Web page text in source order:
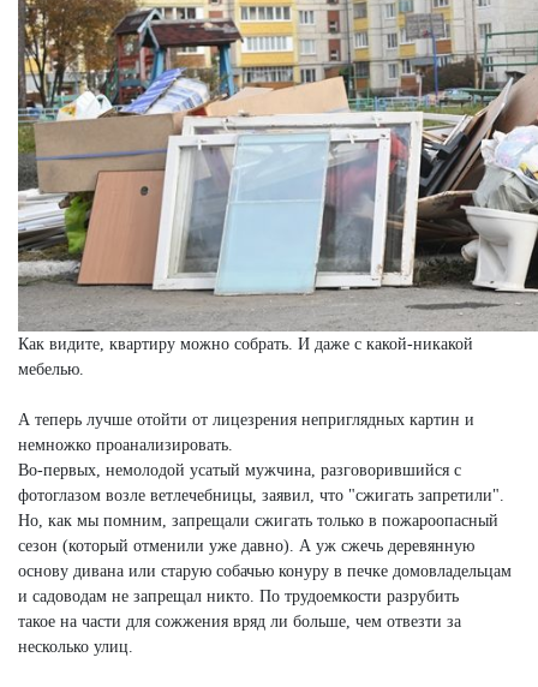
Как видите, квартиру можно собрать. И даже с какой-никакой
мебелью.
А теперь лучше отойти от лицезрения неприглядных картин и
немножко проанализировать.
Во-первых, немолодой усатый мужчина, разговорившийся с
фотоглазом возле ветлечебницы, заявил, что "сжигать запретили".
Но, как мы помним, запрещали сжигать только в пожароопасный
сезон (который отменили уже давно). А уж сжечь деревянную
основу дивана или старую собачью конуру в печке домовладельцам
и садоводам не запрещал никто. По трудоемкости разрубить
такое на части для сожжения вряд ли больше, чем отвезти за
несколько улиц.